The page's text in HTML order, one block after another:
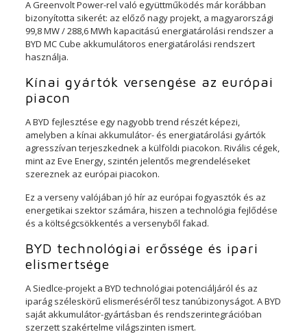
A Greenvolt Power-rel való együttműködés már korábban
bizonyította sikerét: az előző nagy projekt, a magyarországi
99,8 MW / 288,6 MWh kapacitású energiatárolási rendszer a
BYD MC Cube akkumulátoros energiatárolási rendszert
használja.
Kínai gyártók versengése az európai
piacon
A BYD fejlesztése egy nagyobb trend részét képezi,
amelyben a kínai akkumulátor- és energiatárolási gyártók
agresszívan terjeszkednek a külföldi piacokon. Rivális cégek,
mint az Eve Energy, szintén jelentős megrendeléseket
szereznek az európai piacokon.
Ez a verseny valójában jó hír az európai fogyasztók és az
energetikai szektor számára, hiszen a technológia fejlődése
és a költségcsökkentés a versenyből fakad.
BYD technológiai erőssége és ipari
elismertsége
A Siedlce-projekt a BYD technológiai potenciáljáról és az
iparág széleskörű elismeréséről tesz tanúbizonyságot. A BYD
saját akkumulátor-gyártásban és rendszerintegrációban
szerzett szakértelme világszinten ismert.